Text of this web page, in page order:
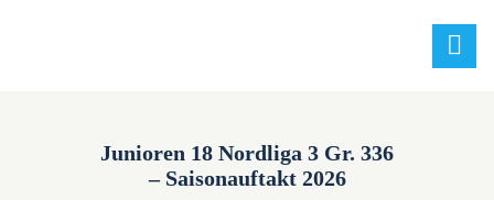
Junioren 18 Nordliga 3 Gr. 336
– Saisonauftakt 2026